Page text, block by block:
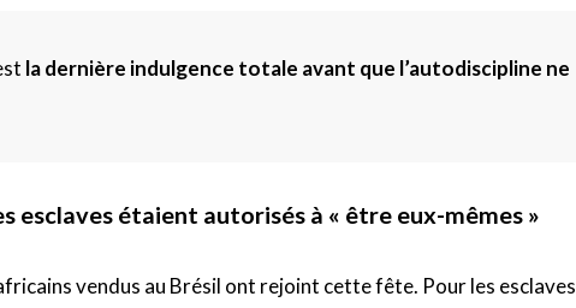
la dernière indulgence totale avant que l’autodiscipline ne
esclaves étaient autorisés à « être eux-mêmes »
vendus au Brésil ont rejoint cette fête. Pour les